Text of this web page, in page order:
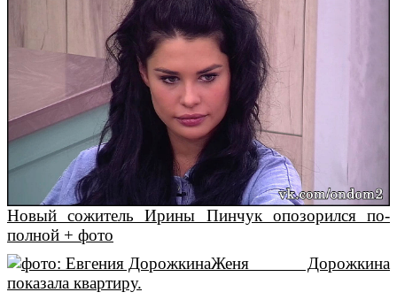
Новый сожитель Ирины Пинчук опозорился по-
полной + фото
Женя Дорожкина
показала квартиру.